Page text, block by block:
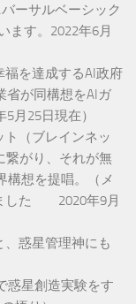
ーサルベーシック
ます。2022年6月
を達成するAI政府
省が同構想をAIガ
月25日現在）
（ブレインネッ
繋がり、それが無
構想を提唱。（メ
ました 2020年9月
、惑星管理神にも
惑星創造実験をす